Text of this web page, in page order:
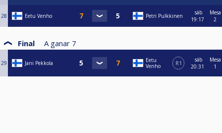
28 Eetu Venho Petri Pulkkinen
sáb
19:17
Mesa
2
Final A ganar 7
29 Jani Pekkola
Eetu
Venho
R1
sáb
20:31
Mesa
1